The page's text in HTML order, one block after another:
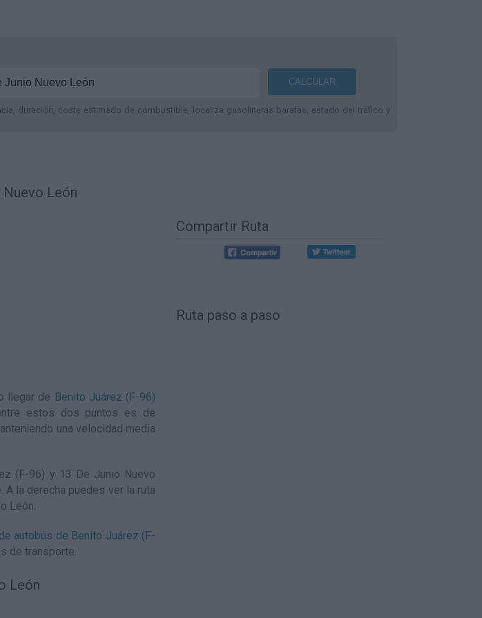
duración, coste estimado de combustible, localiza gasolineras baratas, estado del tráfico y
León
llegar de Benito Juárez (F-96)
estos dos puntos es de
una velocidad media
(F-96) y 13 De Junio Nuevo
la derecha puedes ver la ruta
León.
autobús de Benito Juárez (F-
de transporte.
León
Compartir Ruta
Ruta paso a paso